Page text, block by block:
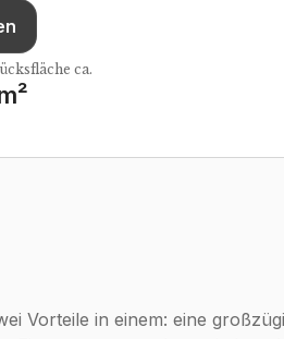
ca.
Vorteile in einem: eine